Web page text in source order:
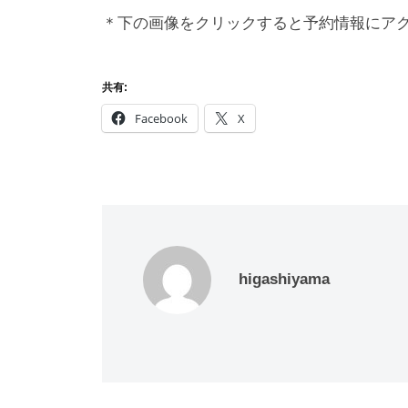
＊下の画像をクリックすると予約情報にア
共有:
Facebook X
higashiyama